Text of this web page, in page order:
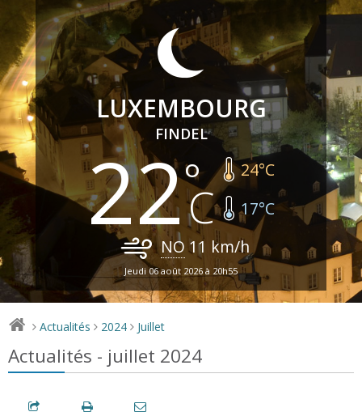
LUXEMBOURG
FINDEL
22 24°C
17°C
NO 11 km/h
Jeudi 06 août 2026 à 20h55
> Actualités > 2024 > Juillet
Actualités - juillet 2024